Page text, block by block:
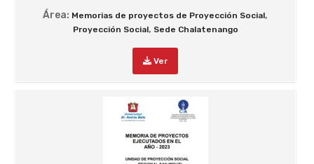
Área: Memorias de proyectos de Proyección Social,
Proyección Social, Sede Chalatenango
Ver